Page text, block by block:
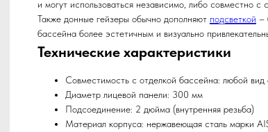
и могут использоваться независимо, либо совместно
Также донные гейзеры обычно дополняют подсветкой –
бассейна более эстетичным и визуально
Технические характеристики
Совместимость с отделкой бассейна: любой вид
Диаметр лицевой панели: 300 мм
Подсоединение: 2 дюйма (внутренняя резьба)
Материал корпуса: нержавеющая сталь марки